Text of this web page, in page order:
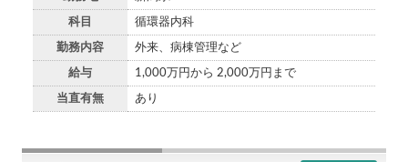
科目 循環器内科
勤務内容 外来、病棟管理など
給与 1,000万円から 2,000万円まで
当直有無 あり